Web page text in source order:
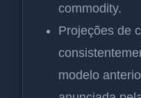
commodity.
Projeções de
modelo